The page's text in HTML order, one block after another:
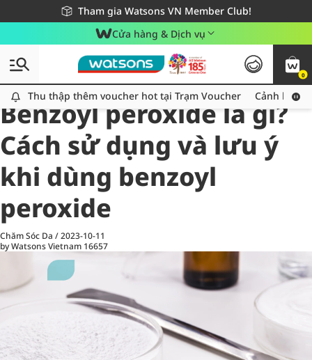
Tham gia Watsons VN Member Club!
Miễn phí giao hàng cho đơn hàng từ 249,000Đ
Giao hàng nhanh 24h - Áp dụng khu vực TP. Hồ Chí Minh
Cửa hàng & Dịch vụ
0
Thu thập thêm voucher hot tại Trạm Voucher
Thu thập thêm voucher hot tại Trạm Voucher Cảnh báo
All
Chăm Sóc Cá Nhân
Benzoyl peroxide là gì?
Cách sử dụng và lưu ý
khi dùng benzoyl
peroxide
Chăm Sóc Da /2023-10-11
by Watsons Vietnam 16657